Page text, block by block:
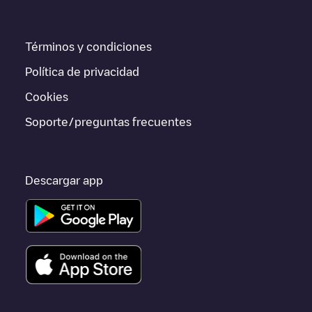
Si este cargador deSant Cugat del Vallès
Cugat del Vallèso ir a otras ciudades como
L'Hospitalet de Llobregat
cerca y se encuentran dentro de
Términos y condiciones
Política de privacidad
Cookies
Soporte/preguntas frecuentes
Descargar app